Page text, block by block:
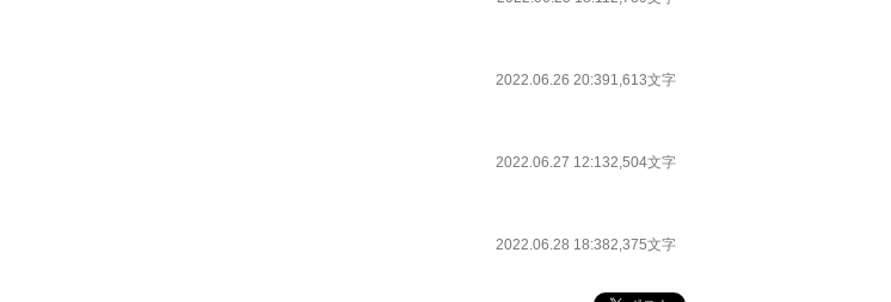
2022.06.26 20:391,613文字
2022.06.27 12:132,504文字
2022.06.28 18:382,375文字